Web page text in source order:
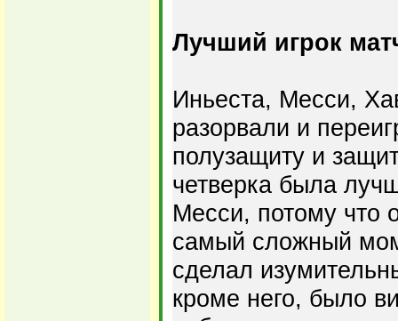
Лучший игрок
Иньеста, Месси,
разорвали и
полузащиту и
четверка была
Месси, потому что
самый сложный
сделал
кроме него, было